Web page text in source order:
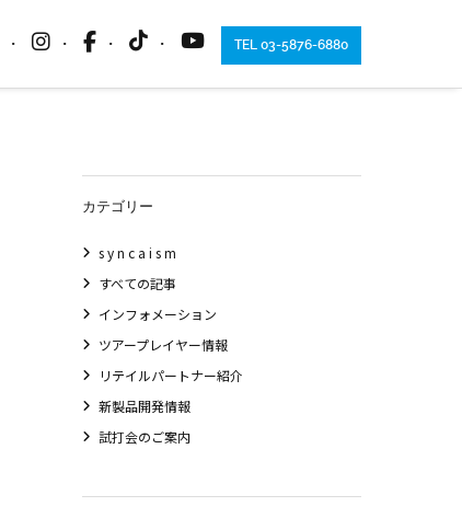
TEL 03-5876-6880
カテゴリー
s y n c a i s m
すべての記事
インフォメーション
ツアープレイヤー情報
リテイルパートナー紹介
新製品開発情報
試打会のご案内